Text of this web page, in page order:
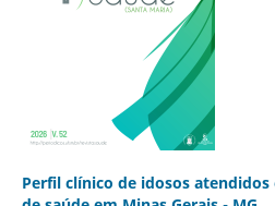
Perfil clínico de idosos